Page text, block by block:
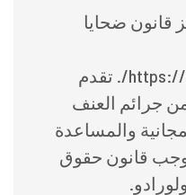
ضحايا
https://www.rmvictimlaw.org/. تقدم
جرائم العنف
والمساعدة
قانون حقوق